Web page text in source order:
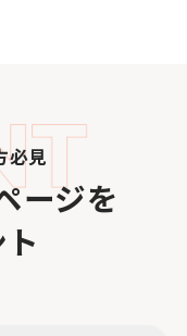
必見
ージを